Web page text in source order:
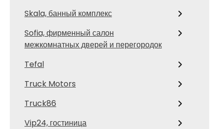
Skala, банный комплекс
Sofia, фирменный салон
межкомнатных дверей и перегородок
Tefal
Truck Motors
Truck86
Vip24, гостиница